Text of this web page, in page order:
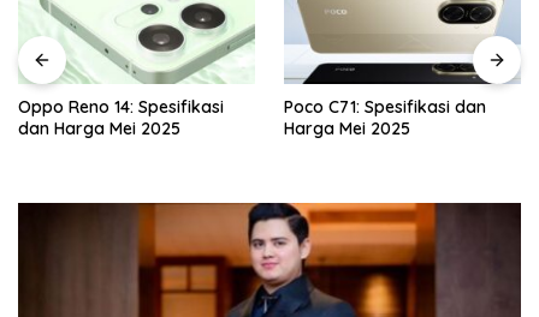
Oppo Reno 14: Spesifikasi
dan Harga Mei 2025
Poco C71: Spesifikasi dan
Harga Mei 2025